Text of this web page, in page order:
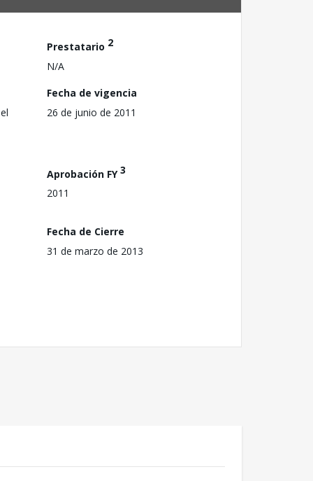
Prestatario 2
N/A
Fecha de vigencia
26 de junio de 2011
Aprobación FY3
2011
Fecha de Cierre
31 de marzo de 2013